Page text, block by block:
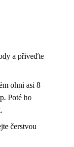
a přiveďte
ohni asi 8
Poté ho
čerstvou